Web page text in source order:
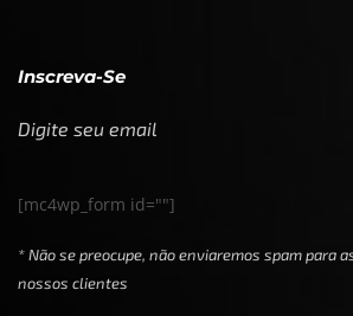
Inscreva-Se
Digite seu email
[mc4wp_form id=""]
* Não se preocupe, não enviaremos spam para
nossos clientes